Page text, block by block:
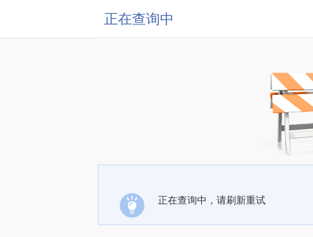
正在查询中
正在查询中，请刷新重试